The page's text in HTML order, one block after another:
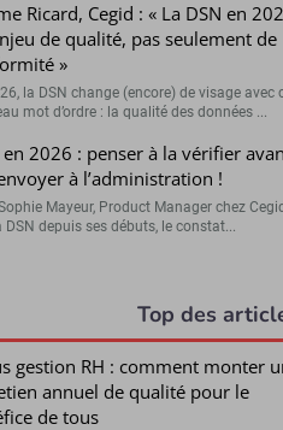
Ricard, Cegid : « La DSN en
de qualité, pas seulement de
»
la DSN change (encore) de visage avec
mot d’ordre : la qualité des données ...
en 2026 : penser à la vérifier
à l’administration !
Mayeur, Product Manager chez
DSN depuis ses débuts, le constat...
Top des
gestion RH : comment monter
annuel de qualité pour le
de tous